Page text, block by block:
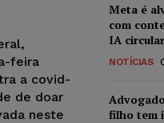
feira
a covid-
de doar
neste
Meta é
com
IA
NOTÍCIAS
filho tem